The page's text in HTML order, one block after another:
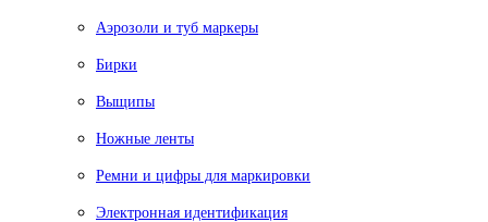
Аэрозоли и туб маркеры
Бирки
Выщипы
Ножные ленты
Ремни и цифры для маркировки
Электронная идентификация